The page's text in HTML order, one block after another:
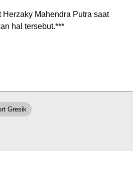
Mahendra Putra saat
hal tersebut.***
Gresik